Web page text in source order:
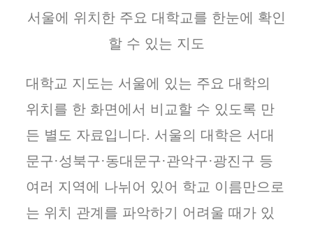
서울에 위치한 주요 대학교를 한눈에 확인
할 수 있는 지도
대학교 지도는 서울에 있는 주요 대학의
위치를 한 화면에서 비교할 수 있도록 만
든 별도 자료입니다. 서울의 대학은 서대
문구·성북구·동대문구·관악구·광진구 등
여러 지역에 나뉘어 있어 학교 이름만으로
는 위치 관계를 파악하기 어려울 때가 있